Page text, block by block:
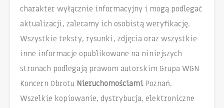
charakter wyłącznie informacyjny i mogą podlegać
aktualizacji, zalecamy ich osobistą weryfikację.
Wszystkie teksty, rysunki, zdjęcia oraz wszystkie
inne informacje opublikowane na niniejszych
stronach podlegają prawom autorskim Grupa WGN
Koncern Obrotu NieruchomościamiPoznań.
Wszelkie kopiowanie, dystrybucja, elektroniczne